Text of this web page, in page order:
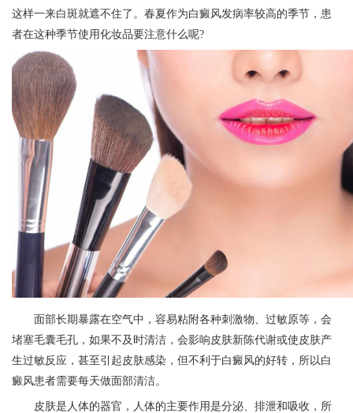
这样一来白斑就遮不住了。春夏作为白癜风发病率较高的季节，患
者在这种季节使用化妆品要注意什么呢?
面部长期暴露在空气中，容易粘附各种刺激物、过敏原等，会
堵塞毛囊毛孔，如果不及时清洁，会影响皮肤新陈代谢或使皮肤产
生过敏反应，甚至引起皮肤感染，但不利于白癜风的好转，所以白
癜风患者需要每天做面部清洁。
皮肤是人体的器官，人体的主要作用是分泌、排泄和吸收，所